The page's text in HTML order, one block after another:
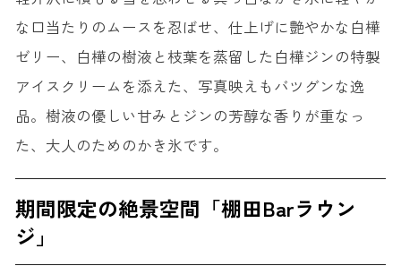
な口当たりのムースを忍ばせ、仕上げに艶やかな白樺
ゼリー、白樺の樹液と枝葉を蒸留した白樺ジンの特製
アイスクリームを添えた、写真映えもバツグンな逸
品。樹液の優しい甘みとジンの芳醇な香りが重なっ
た、大人のためのかき氷です。
期間限定の絶景空間「棚田Barラウン
ジ」